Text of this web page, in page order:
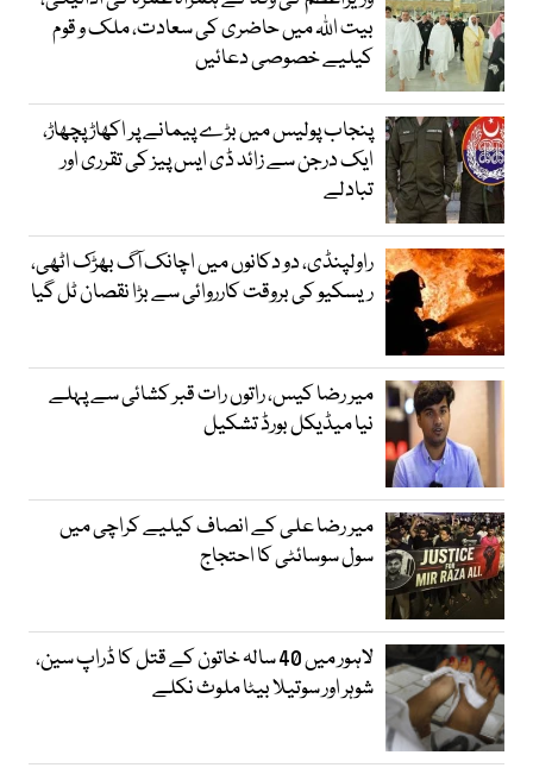
بیت اللہ میں حاضری کی سعادت، ملک و قوم
کیلیے خصوصی دعائیں
پنجاب پولیس میں بڑے پیمانے پر اکھاڑ پچھاڑ،
ایک درجن سے زائد ڈی ایس پیز کی تقرری اور
تبادلے
راولپنڈی، دو دکانوں میں اچانک آگ بھڑک اٹھی،
ریسکیو کی بروقت کارروائی سے بڑا نقصان ٹل گیا
میر رضا کیس، راتوں رات قبر کشائی سے پہلے
نیا میڈیکل بورڈ تشکیل
میر رضا علی کے انصاف کیلیے کراچی میں
سول سوسائٹی کا احتجاج
لاہور میں 40 سالہ خاتون کے قتل کا ڈراپ سین،
شوہر اور سوتیلا بیٹا ملوث نکلے